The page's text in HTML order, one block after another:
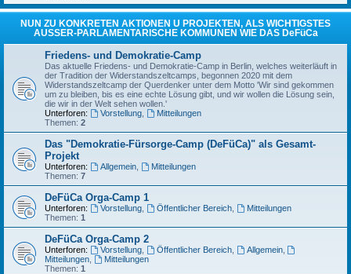
NUN ZU KONKRETEN AKTIONEN U PROJEKTEN, ALS WICHTIGSTES
AUSSER-PARLAMENTARISCHE KOMMUNEN WIE DAS DeFüCa
Friedens- und Demokratie-Camp
Das aktuelle Friedens- und Demokratie-Camp in Berlin, welches weiterläuft in
der Tradition der Widerstandszeltcamps, begonnen 2020 mit dem
Widerstandszeltcamp der Querdenker unter dem Motto 'Wir sind gekommen
um zu bleiben, bis es eine echte Lösung gibt, und wir wollen die Lösung sein,
die wir in der Welt sehen wollen.'
Unterforen:
Vorstellung,
Mitteilungen
Themen: 2
Das "Demokratie-Fürsorge-Camp (DeFüCa)" als Gesamt-
Projekt
Unterforen: Allgemein,
Mitteilungen
Themen: 7
DeFüCa Orga-Camp 1
Unterforen: Vorstellung, Öffentlicher Bereich,
Mitteilungen
Themen: 1
DeFüCa Orga-Camp 2
Unterforen: Vorstellung, Öffentlicher Bereich, Allgemein,
Mitteilungen
Mitteilungen
Themen: 1